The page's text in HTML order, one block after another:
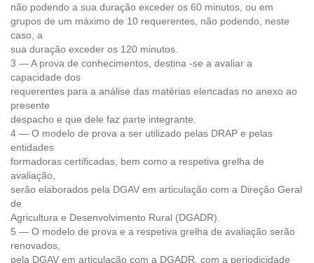
não podendo a sua duração exceder os 60 minutos, ou em
grupos de um máximo de 10 requerentes, não podendo, neste
caso, a
sua duração exceder os 120 minutos.
3 — A prova de conhecimentos, destina -se a avaliar a
capacidade dos
requerentes para a análise das matérias elencadas no anexo ao
presente
despacho e que dele faz parte integrante.
4 — O modelo de prova a ser utilizado pelas DRAP e pelas
entidades
formadoras certificadas, bem como a respetiva grelha de
avaliação,
serão elaborados pela DGAV em articulação com a Direção Geral
de
Agricultura e Desenvolvimento Rural (DGADR).
5 — O modelo de prova e a respetiva grelha de avaliação serão
renovados,
pela DGAV em articulação com a DGADR, com a periodicidade